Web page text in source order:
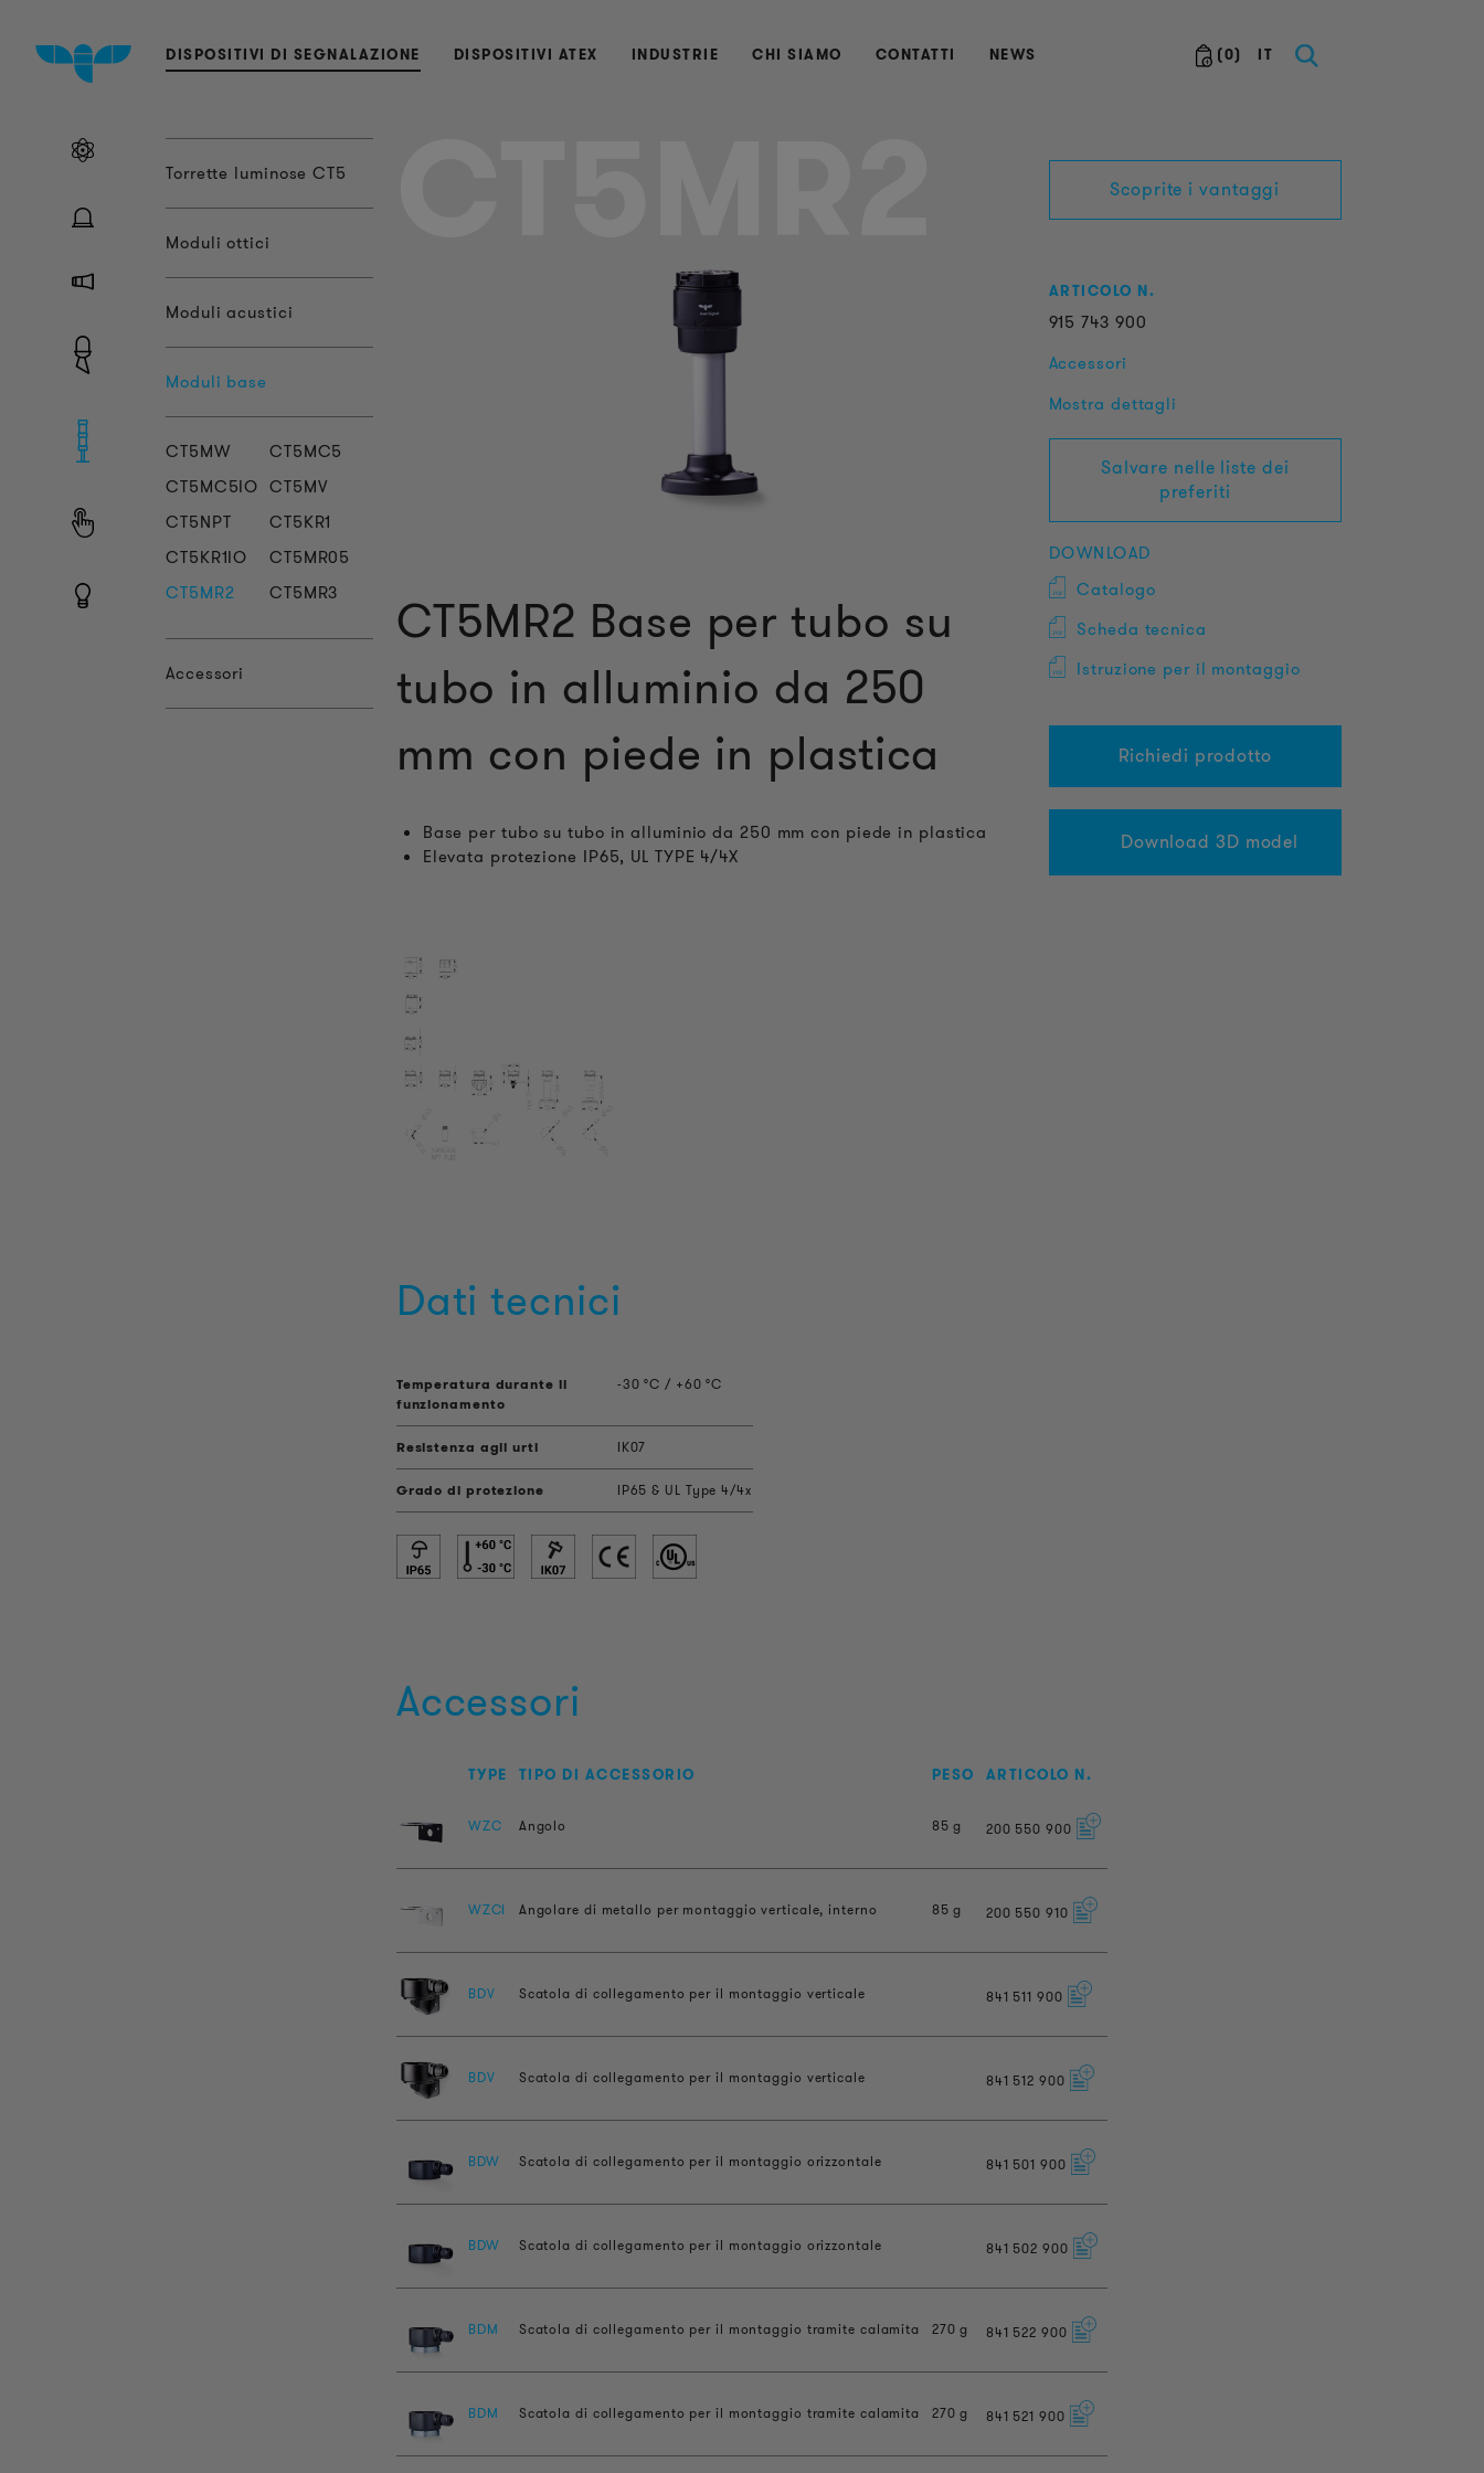
(0) IT
DISPOSITIVI DI SEGNALAZIONE DISPOSITIVI ATEX INDUSTRIE CHI SIAMO CONTATTI NEWS
Torrette luminose CT5
Moduli ottici
Moduli acustici
Moduli base
CT5MW
CT5MC5
CT5MC5IO CT5MV
CT5NPT
CT5KR1
CT5KR1IO
CT5MR05
CT5MR2
CT5MR3
Accessori
Scoprite i vantaggi
ARTICOLO N.
915 743 900
Accessori
Mostra dettagli
Salvare nelle liste dei
preferiti
DOWNLOAD
Catalogo
Scheda tecnica
Istruzione per il montaggio
Richiedi prodotto
Download 3D model
CT5MR2 Base per tubo su
tubo in alluminio da 250
mm con piede in plastica
Base per tubo su tubo in alluminio da 250 mm con piede in plastica
Elevata protezione IP65, UL TYPE 4/4X
Dati tecnici
Temperatura durante il
funzionamento
-30 °C / +60 °C
Resistenza agli urti IK07
Grado di protezione IP65 & UL Type 4/4x
Accessori
TYPE TIPO DI ACCESSORIO PESO ARTICOLO N.
WZC Angolo 85 g 200 550 900
WZCI Angolare di metallo per montaggio verticale, interno 85 g 200 550 910
BDV Scatola di collegamento per il montaggio verticale 841 511 900
BDV Scatola di collegamento per il montaggio verticale 841 512 900
BDW Scatola di collegamento per il montaggio orizzontale 841 501 900
BDW Scatola di collegamento per il montaggio orizzontale 841 502 900
BDM Scatola di collegamento per il montaggio tramite calamita 270 g 841 522 900
BDM Scatola di collegamento per il montaggio tramite calamita 270 g 841 521 900